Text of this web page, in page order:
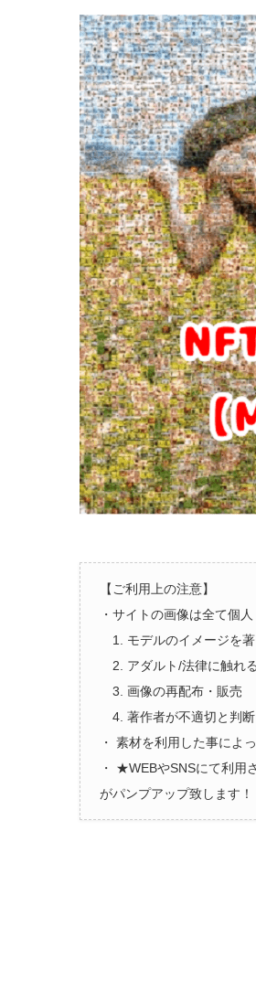
【ご利用上の注意】
・サイトの画像は全て個
1. モデルのイメージを
2. アダルト/法律に触れ
3. 画像の再配布・販売
4. 著作者が不適切と判
・ 素材を利用した事によ
・ ★WEBやSNSにて利用
がパンプアップ致します！